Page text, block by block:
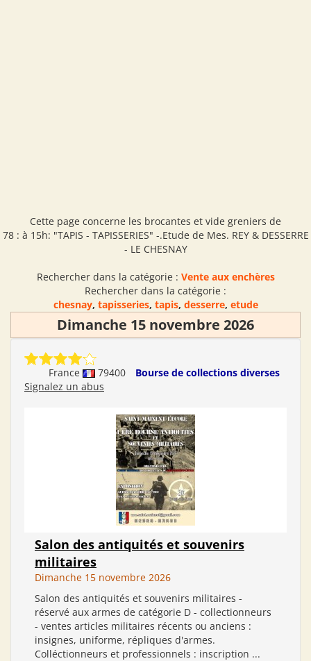
Cette page concerne les brocantes et vide greniers de
78 : à 15h: "TAPIS - TAPISSERIES" -.Etude de Mes. REY & DESSERRE
- LE CHESNAY
Rechercher dans la catégorie : Vente aux enchères
Rechercher dans la catégorie :
chesnay, tapisseries, tapis, desserre, etude
Dimanche 15 novembre 2026
France 79400
Bourse de collections diverses
Signalez un abus
Salon des antiquités et souvenirs
militaires
Dimanche 15 novembre 2026
Salon des antiquités et souvenirs militaires -
réservé aux armes de catégorie D - collectionneurs
- ventes articles militaires récents ou anciens :
insignes, uniforme, répliques d'armes.
Colléctionneurs et professionnels : inscription ...